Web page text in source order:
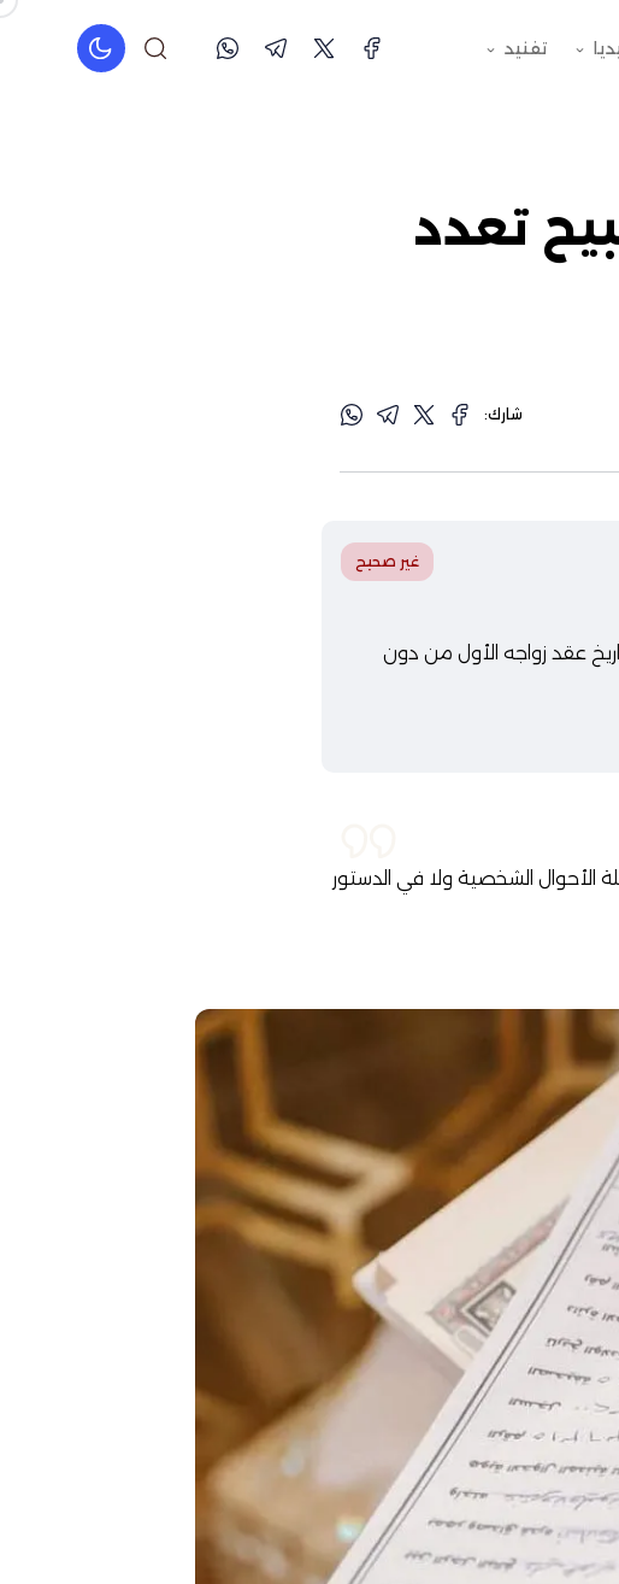
تفنيد
تعدد
شارك:
غير صحيح
في الزواج من بعد انقضاء 5 سنوات عن تاريخ عقد زواجه الأول من دون
الأحوال الشخصية ولا في الدستور